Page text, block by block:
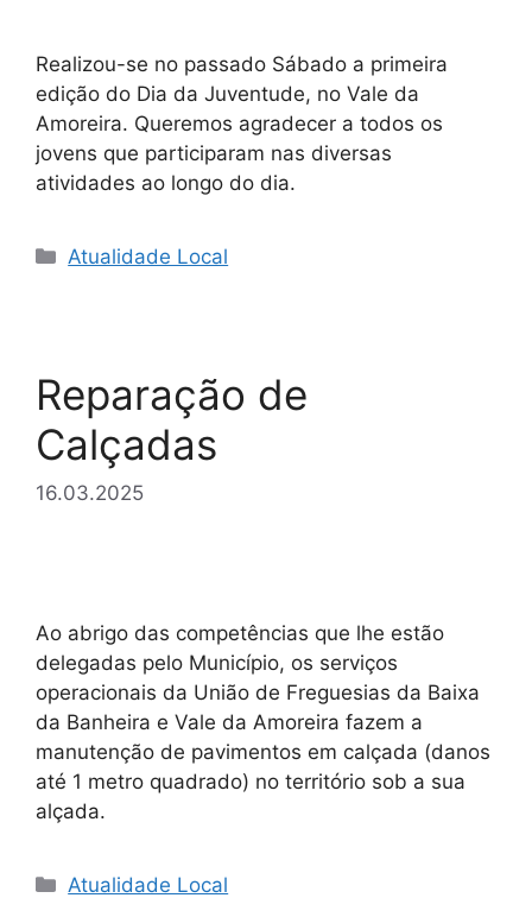
Realizou-se no passado Sábado a primeira
edição do Dia da Juventude, no Vale da
Amoreira. Queremos agradecer a todos os
jovens que participaram nas diversas
atividades ao longo do dia.
Categorias
Atualidade Local
Reparação de
Calçadas
16.03.2025
Ao abrigo das competências que lhe estão
delegadas pelo Município, os serviços
operacionais da União de Freguesias da Baixa
da Banheira e Vale da Amoreira fazem a
manutenção de pavimentos em calçada (danos
até 1 metro quadrado) no território sob a sua
alçada.
Categorias
Atualidade Local